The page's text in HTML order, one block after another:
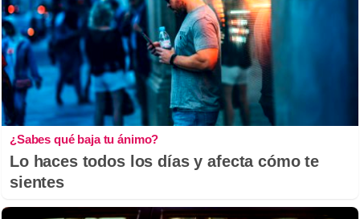
¿Sabes qué baja tu ánimo?
Lo haces todos los días y afecta cómo te
sientes